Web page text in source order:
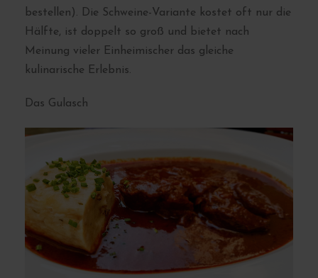
bestellen). Die Schweine-Variante kostet oft nur die
Hälfte, ist doppelt so groß und bietet nach
Meinung vieler Einheimischer das gleiche
kulinarische Erlebnis.
Das Gulasch